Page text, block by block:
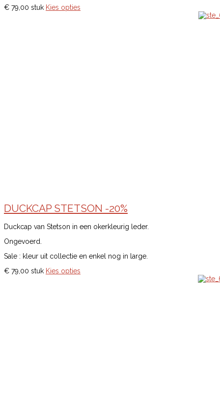
€ 79,00 stuk Kies opties
DUCKCAP STETSON -20%
Duckcap van Stetson in een okerkleurig leder.
Ongevoerd.
Sale : kleur uit collectie en enkel nog in large.
€ 79,00 stuk Kies opties